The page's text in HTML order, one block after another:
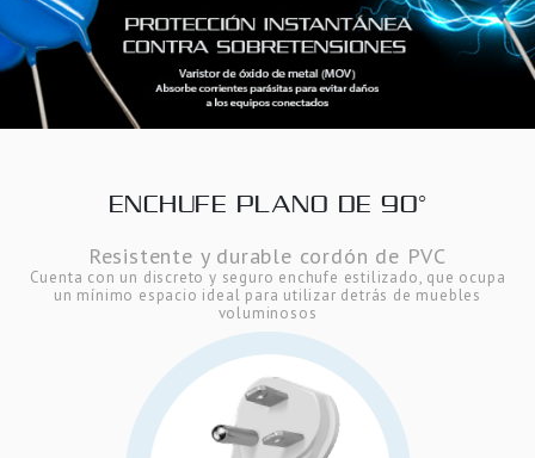
ENCHUFE PLANO DE 90°
Resistente y durable cordón de PVC
Cuenta con un discreto y seguro enchufe estilizado, que ocupa
un mínimo espacio ideal para utilizar detrás de muebles
voluminosos